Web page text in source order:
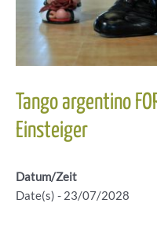
Tango argentino
Einsteiger
Datum/Zeit
Date(s) - 23/07/2028